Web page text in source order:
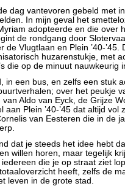
dag vantevoren gebeld met
In mijn geval het
adopteerde en die over
de rondgang door
de Vlugtlaan en Plein ’40-’45.
huzarenstukje, met
die op de minuut nauwkeurig
in een bus, en zelfs een stuk
over het peukje
Aldo van Eyck, de Grijze
aan Plein ’40-’45 dat altijd vol
van Eesteren die in de
dat je steeds het idee hebt
willen horen, maar tegelijk
die je op straat ziet
heeft, zelfs de
leven in de grote stad.